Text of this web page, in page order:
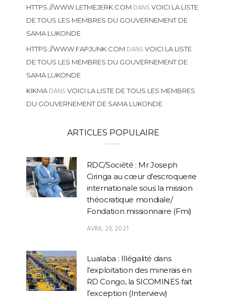
HTTPS://WWW.LETMEJERK.COM DANS VOICI LA LISTE
DE TOUS LES MEMBRES DU GOUVERNEMENT DE
SAMA LUKONDE
HTTPS://WWW.FAPJUNK.COM DANS VOICI LA LISTE
DE TOUS LES MEMBRES DU GOUVERNEMENT DE
SAMA LUKONDE
KIKMADANS VOICI LA LISTE DE TOUS LES MEMBRES
DU GOUVERNEMENT DE SAMA LUKONDE
ARTICLES POPULAIRE
RDC/Société : Mr Joseph
Ciringa au cœur d’escroquerie
internationale sous la mission
théocratique mondiale/
Fondation missionnaire (Fmi)
AVRIL 29, 2021
Lualaba : Illégalité dans
l’exploitation des minerais en
RD Congo, la SICOMINES fait
l’exception (Interview)